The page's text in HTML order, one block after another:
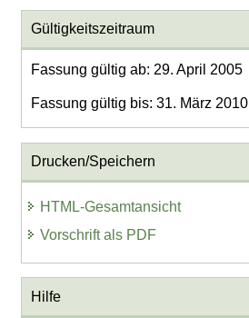
Gültigkeitszeitraum
Fassung gültig ab: 29. April 2005
Fassung gültig bis: 31. März 2010
Drucken/Speichern
HTML-Gesamtansicht
Vorschrift als PDF
Hilfe